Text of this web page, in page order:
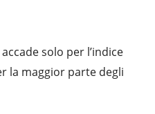
solo per l’indice
la maggior parte degli